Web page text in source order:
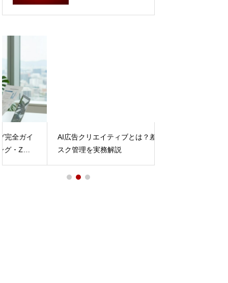
AI広告クリエイティブとは？差別化とリ
スク管理を実務解説